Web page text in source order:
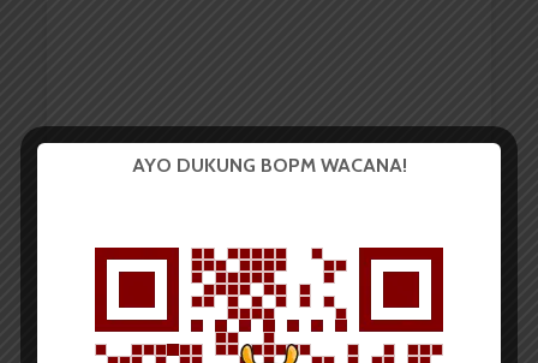
PUISI
AYO DUKUNG BOPM WACANA!